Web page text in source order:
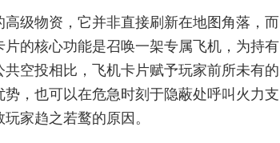
级物资，它并非直接刷新在地图角落，而
的核心功能是召唤一架专属飞机，为持有
空投相比，飞机卡片赋予玩家前所未有的
，也可以在危急时刻于隐蔽处呼叫火力支
家趋之若鹜的原因。